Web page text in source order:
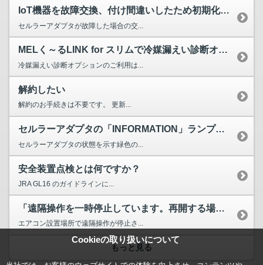
Cookieの取り扱いについて
IoT機器を故障交換、付け間違いしたため初期化したい
セルラーアダプタが故障した場合の交...
MELく～るLINK for スリムで冷媒漏えい診断オプシ...
冷媒漏えい診断オプションのご利用は...
解約したい
解約のお手続きは不要です。 更新...
セルラーアダプタの「INFORMATION」ランプとはなん...
セルラーアダプタの状態を示す緑色の...
安全装置点検とは何ですか？
JRA GL16 のガイドラインに...
「遠隔操作を一時停止しています。再開する場合は、取扱説明書...
エアコン設置場所で遠隔操作が停止さ...
もっと見る